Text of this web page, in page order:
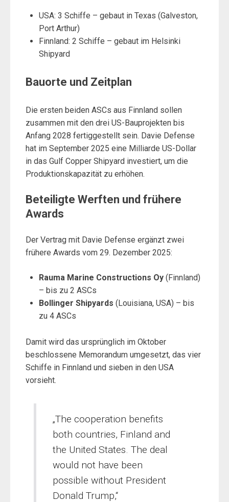
USA: 3 Schiffe – gebaut in Texas (Galveston,
Port Arthur)
Finnland: 2 Schiffe – gebaut im Helsinki
Shipyard
Bauorte und Zeitplan
Die ersten beiden ASCs aus Finnland sollen
zusammen mit den drei US-Bauprojekten bis
Anfang 2028 fertiggestellt sein. Davie Defense
hat im September 2025 eine Milliarde US-Dollar
in das Gulf Copper Shipyard investiert, um die
Produktionskapazität zu erhöhen.
Beteiligte Werften und frühere
Awards
Der Vertrag mit Davie Defense ergänzt zwei
frühere Awards vom 29. Dezember 2025:
Rauma Marine Constructions Oy(Finnland)
– bis zu 2 ASCs
Bollinger Shipyards (Louisiana, USA) – bis
zu 4 ASCs
Damit wird das ursprünglich im Oktober
beschlossene Memorandum umgesetzt, das vier
Schiffe in Finnland und sieben in den USA
vorsieht.
„The cooperation benefits
both countries, Finland and
the United States. The deal
would not have been
possible without President
Donald Trump,“